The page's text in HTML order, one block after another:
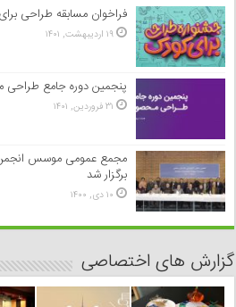
فراخوان مسابقه طراحی
۱۹ اردیبهشت, ۱۴۰۱
پنجمین دوره جامع
۳۱ فروردین, ۱۴۰۱
مجمع عمومی موسس
برگزار شد
۱۰ دی, ۱۴۰۰
گزارش های اختصاصی